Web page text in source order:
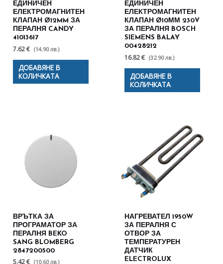
ЕДИНИЧЕН
ЕЛЕКТРОМАГНИТЕН
КЛАПАН Ø12MM ЗА
ПЕРАЛНЯ CANDY
41013617
7.62 € (14.90 лв.)
ДОБАВЯНЕ В
КОЛИЧКАТА
ЕДИНИЧЕН
ЕЛЕКТРОМАГНИТЕН
КЛАПАН Ø10ММ 230V
ЗА ПЕРАЛНЯ BOSCH
SIEMENS BALAY
00428212
16.82 € (32.90 лв.)
ДОБАВЯНЕ В
КОЛИЧКАТА
ВРЪТКА ЗА
ПРОГРАМАТОР ЗА
ПЕРАЛНЯ BEKO
SANG BLOMBERG
2847200500
5.42 € (10.60 лв.)
НАГРЕВАТЕЛ 1950W
ЗА ПЕРАЛНЯ С
ОТВОР ЗА
ТЕМПЕРАТУРЕН
ДАТЧИК
ELECTROLUX